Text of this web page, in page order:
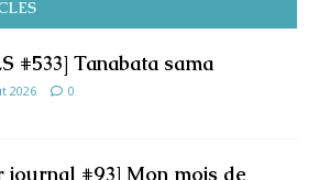
#533] Tanabata sama
2026 0
journal #93] Mon mois de